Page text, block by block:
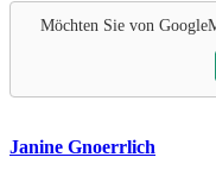
Möchten Sie von
Janine Gnoerrlich